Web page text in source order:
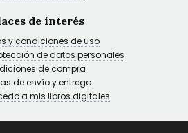
de interés
y condiciones de uso
de datos personales
de compra
de envío y entrega
a mis libros digitales